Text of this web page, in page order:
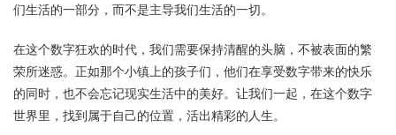
们生活的一部分，而不是主导我们生活的一切。
在这个数字狂欢的时代，我们需要保持清醒的头脑，不被表面的繁
荣所迷惑。正如那个小镇上的孩子们，他们在享受数字带来的快乐
的同时，也不会忘记现实生活中的美好。让我们一起，在这个数字
世界里，找到属于自己的位置，活出精彩的人生。